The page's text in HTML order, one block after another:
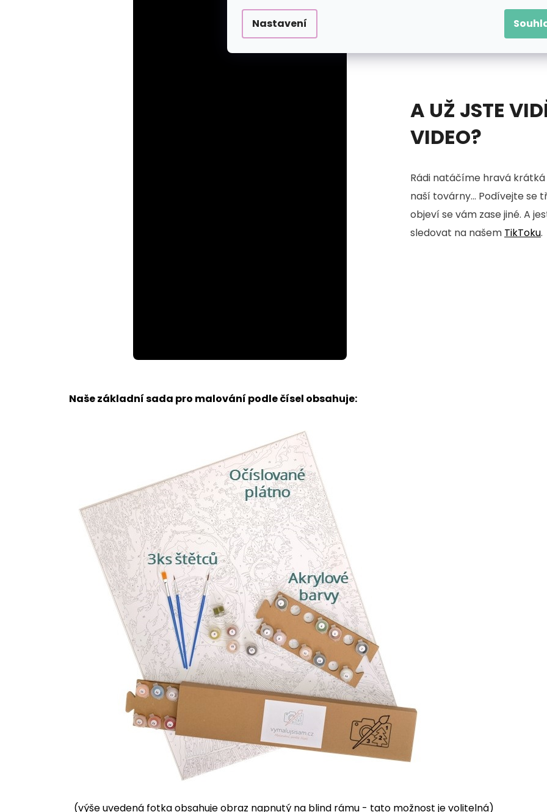
Nastavení
100.00%
A UŽ JSTE
VIDEO?
Rádi natáčíme hravá krátká
naší továrny... Podívejte se
objeví se vám zase jiné. A
sledovat na našem TikToku.
Naše základní sada pro malování podle čísel obsahuje:
(výše uvedená fotka obsahuje obraz napnutý na blind rámu - tato možnost je volitelná)